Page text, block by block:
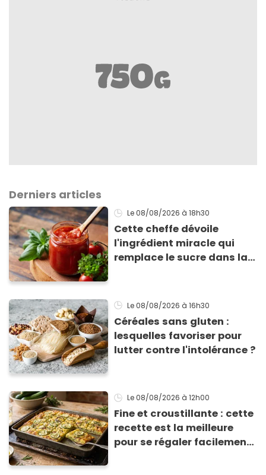
Derniers articles
Le 08/08/2026 à 18h30
Cette cheffe dévoile
l'ingrédient miracle qui
remplace le sucre dans la
Le 08/08/2026 à 16h30
Céréales sans gluten :
lesquelles favoriser pour
lutter contre l'intolérance ?
Le 08/08/2026 à 12h00
Fine et croustillante : cette
recette est la meilleure
pour se régaler facilement